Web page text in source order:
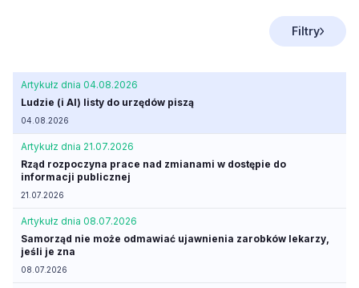
Filtry
Artykułz dnia 04.08.2026
Ludzie (i AI) listy do urzędów piszą
04.08.2026
Artykułz dnia 21.07.2026
Rząd rozpoczyna prace nad zmianami w dostępie do
informacji publicznej
21.07.2026
Artykułz dnia 08.07.2026
Samorząd nie może odmawiać ujawnienia zarobków lekarzy,
jeśli je zna
08.07.2026